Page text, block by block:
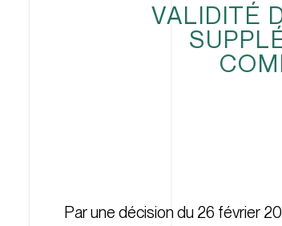
VALIDITÉ
Par une décision du 26 février